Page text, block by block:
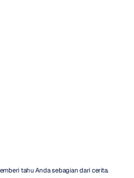
tahu Anda sebagian dari cerita.